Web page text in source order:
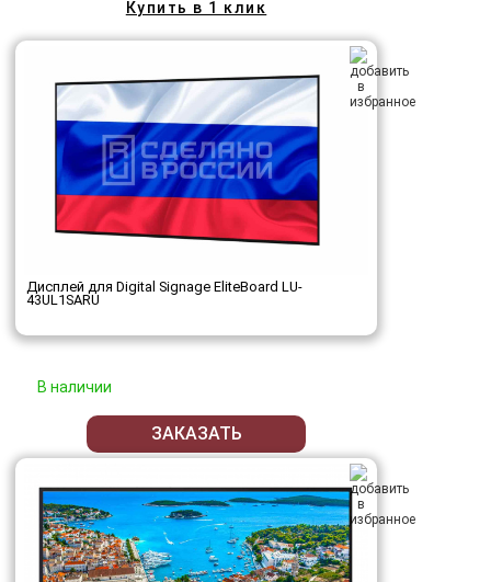
Купить в 1 клик
Дисплей для Digital Signage EliteBoard LU-
43UL1SARU
В наличии
ЗАКАЗАТЬ